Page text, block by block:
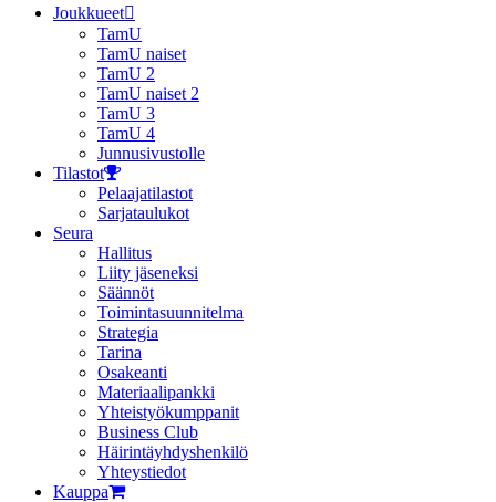
Joukkueet
TamU
TamU naiset
TamU 2
TamU naiset 2
TamU 3
TamU 4
Junnusivustolle
Tilastot
Pelaajatilastot
Sarjataulukot
Seura
Hallitus
Liity jäseneksi
Säännöt
Toimintasuunnitelma
Strategia
Tarina
Osakeanti
Materiaalipankki
Yhteistyö­kumppanit
Business Club
Häirintä­yhdyshenkilö
Yhteystiedot
Kauppa